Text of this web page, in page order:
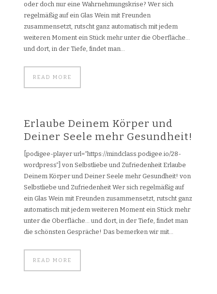
oder doch nur eine Wahrnehmungskrise? Wer sich
regelmäßig auf ein Glas Wein mit Freunden
zusammensetzt, rutscht ganz automatisch mit jedem
weiteren Moment ein Stück mehr unter die Oberfläche…
und dort, in der Tiefe, findet man...
READ MORE
Erlaube Deinem Körper und
Deiner Seele mehr Gesundheit!
[podigee-player url=“https://mindclass.podigee.io/28-
wordpress“] von Selbstliebe und Zufriedenheit Erlaube
Deinem Körper und Deiner Seele mehr Gesundheit! von
Selbstliebe und Zufriedenheit Wer sich regelmäßig auf
ein Glas Wein mit Freunden zusammensetzt, rutscht ganz
automatisch mit jedem weiteren Moment ein Stück mehr
unter die Oberfläche… und dort, in der Tiefe, findet man
die schönsten Gespräche! Das bemerken wir mit...
READ MORE